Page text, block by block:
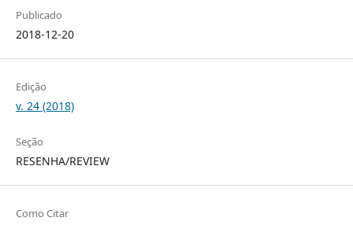
Publicado
2018-12-20
Edição
v. 24 (2018)
Seção
RESENHA/REVIEW
Como Citar